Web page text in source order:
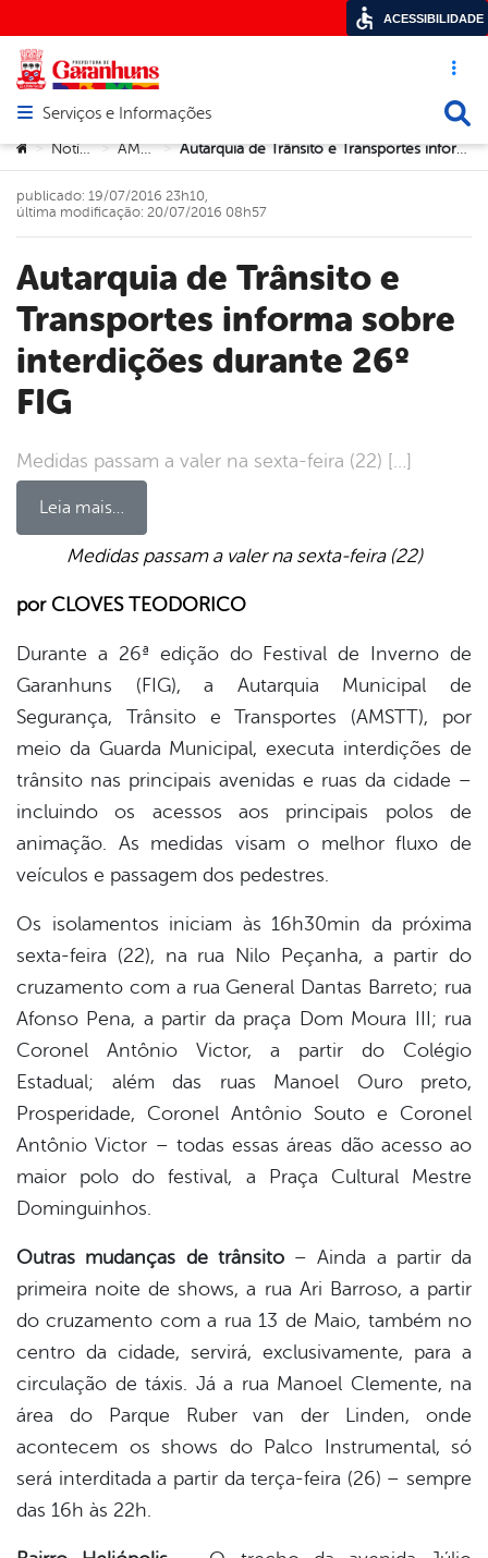
Acesso
Abrir menu principal de navegação
Serviços e Informações
Você está aqui:
> Notícias > AMSTT > Autarquia de Trânsito e Transportes informa sobre interdições durante 26º FIG
Autarquia de Trânsito e
Transportes informa sobre
interdições durante 26º
FIG
Medidas passam a valer na sexta-feira (22) […]
Leia mais…
publicado: 19/07/2016 23h10,
última modificação: 20/07/2016 08h57
Medidas passam a valer na sexta-feira (22)
por CLOVES TEODORICO
Durante a 26ª edição do Festival de Inverno de
Garanhuns (FIG), a Autarquia Municipal de
Segurança, Trânsito e Transportes (AMSTT), por
meio da Guarda Municipal, executa interdições de
trânsito nas principais avenidas e ruas da cidade –
incluindo os acessos aos principais polos de
animação. As medidas visam o melhor fluxo de
veículos e passagem dos pedestres.
Os isolamentos iniciam às 16h30min da próxima
sexta-feira (22), na rua Nilo Peçanha, a partir do
cruzamento com a rua General Dantas Barreto; rua
Afonso Pena, a partir da praça Dom Moura III; rua
Coronel Antônio Victor, a partir do Colégio
Estadual; além das ruas Manoel Ouro preto,
Prosperidade, Coronel Antônio Souto e Coronel
Antônio Victor – todas essas áreas dão acesso ao
maior polo do festival, a Praça Cultural Mestre
Dominguinhos.
Outras mudanças de trânsito– Ainda a partir da
primeira noite de shows, a rua Ari Barroso, a partir
do cruzamento com a rua 13 de Maio, também no
centro da cidade, servirá, exclusivamente, para a
circulação de táxis. Já a rua Manoel Clemente, na
área do Parque Ruber van der Linden, onde
acontecem os shows do Palco Instrumental, só
será interditada a partir da terça-feira (26) – sempre
das 16h às 22h.
ACESSIBILIDADE